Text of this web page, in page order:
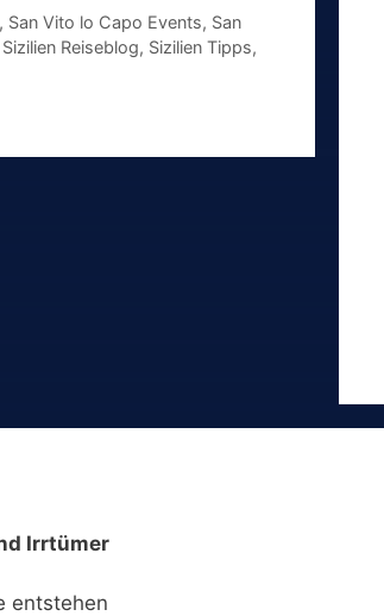
, San Vito lo Capo Events, San
Sizilien Reiseblog, Sizilien Tipps,
Irrtümer
entstehen